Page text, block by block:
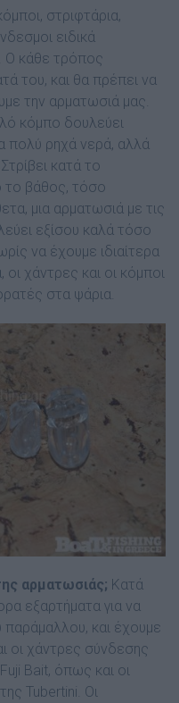
στριφτάρια,
ειδικά
Ο κάθε τρόπος
του, και θα πρέπει να
την αρµατωσιά µας.
κόµπο δουλεύει
πολύ ρηχά νερά, αλλά
κατά το
το βάθος, τόσο
µια αρµατωσιά µε τις
εξίσου καλά τόσο
να έχουµε ιδιαίτερα
χάντρες και οι κόµποι
στα ψάρια.
αρματωσιάς; Κατά
εξαρτήµατα για να
και έχουµε
οι χάντρες σύνδεσης
Bait, όπως και οι
Tubertini. Οι